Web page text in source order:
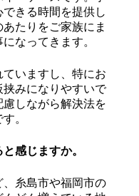
きる時間を提供し
たりをご家族にま
なってきます。
いますし、特にお
みになりやすいで
しながら解決法を
。
感じますか。
糸島市や福岡市の